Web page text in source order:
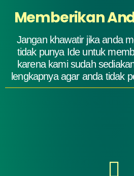
Memberikan
Jangan khawatir jika anda
tidak punya Ide untuk
karena kami sudah
lengkapnya agar anda tidak